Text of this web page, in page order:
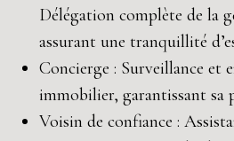
Délégation complète de la
assurant une tranquillité
Concierge : Surveillance et
immobilier, garantissant sa
Voisin de confiance :